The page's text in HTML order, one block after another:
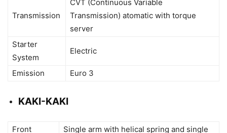
Transmission
CVT (Continuous Variable
Transmission) atomatic with torque
server
Starter
System
Electric
Emission Euro 3
KAKI-KAKI
Front
Single arm with helical spring and single